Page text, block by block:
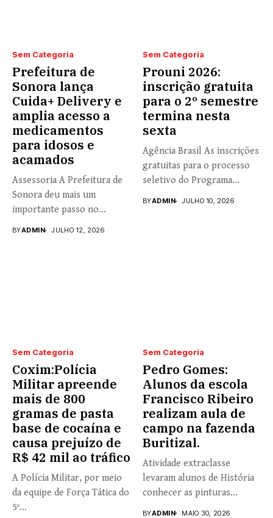
Sem Categoria
Prefeitura de
Sonora lança
Cuida+ Delivery e
amplia acesso a
medicamentos
para idosos e
acamados
Assessoria A Prefeitura de
Sonora deu mais um
importante passo no
BYADMIN JULHO 12, 2026
Sem Categoria
Prouni 2026:
inscrição gratuita
para o 2º semestre
termina nesta
sexta
Agência Brasil As inscrições
gratuitas para o processo
seletivo do Programa
BYADMIN JULHO 10, 2026
Sem Categoria
Coxim:Polícia
Militar apreende
mais de 800
gramas de pasta
base de cocaína e
causa prejuízo de
R$ 42 mil ao tráfico
A Polícia Militar, por meio
da equipe de Força Tática do
5º...
Sem Categoria
Pedro Gomes:
Alunos da escola
Francisco Ribeiro
realizam aula de
campo na fazenda
Buritizal.
Atividade extraclasse
levaram alunos de História
conhecer as pinturas
BYADMIN MAIO 30, 2026